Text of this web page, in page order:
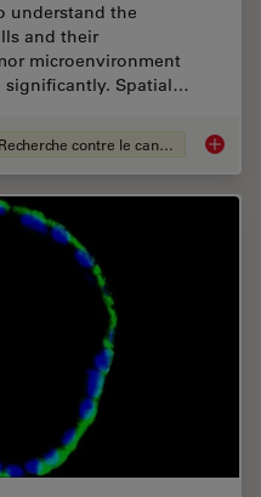
understand the
and their
microenvironment
significantly. Spatial…
Recherche contre le cancer Spatial